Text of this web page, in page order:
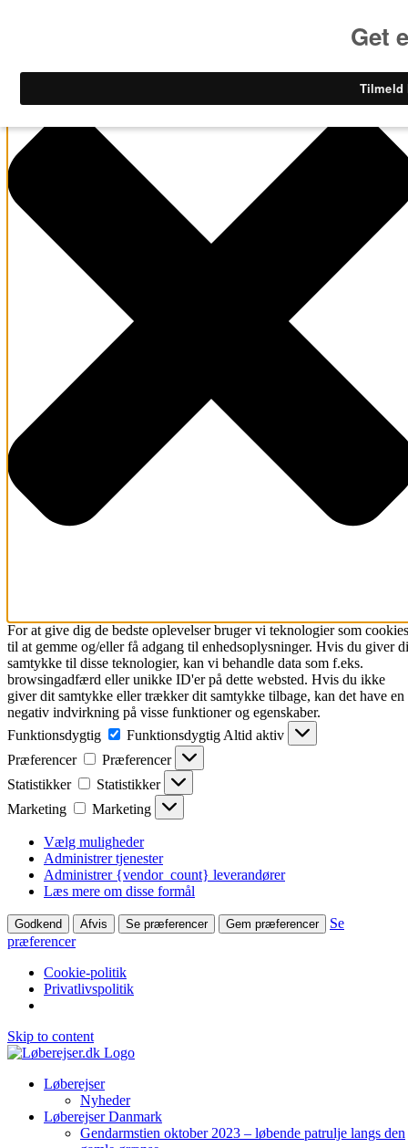
For at give dig de bedste oplevelser bruger vi teknologier som cookies
til at gemme og/eller få adgang til enhedsoplysninger. Hvis du giver
samtykke til disse teknologier, kan vi behandle data som f.eks.
browsingadfærd eller unikke ID'er på dette websted. Hvis du ikke
giver dit samtykke eller trækker dit samtykke tilbage, kan det have en
negativ indvirkning på visse funktioner og egenskaber.
Funktionsdygtig
Funktionsdygtig Altid aktiv
Præferencer
Præferencer
Statistikker
Statistikker
Marketing
Marketing
Vælg muligheder
Administrer tjenester
Administrer {vendor_count} leverandører
Læs mere om disse formål
Godkend Afvis Se præferencer Gem præferencer
Se
præferencer
Cookie-politik
Privatlivspolitik
Skip to content
Løberejser
Nyheder
Løberejser Danmark
Gendarmstien oktober 2023 – løbende patrulje langs den